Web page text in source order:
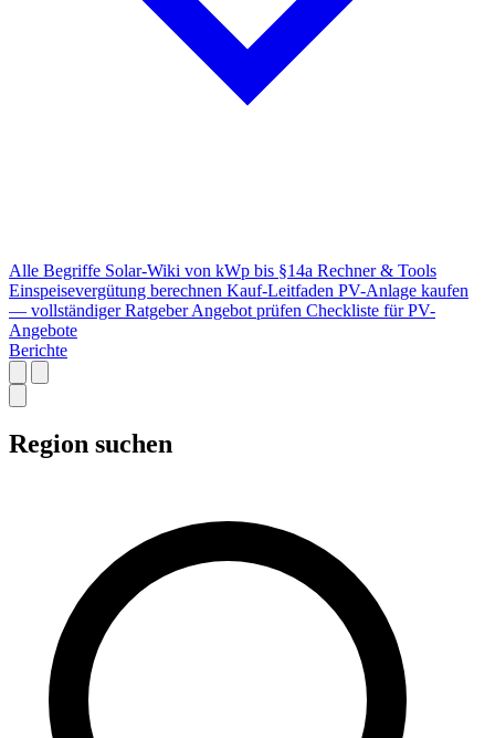
Alle Begriffe Solar-Wiki von kWp bis §14a Rechner & Tools
Einspeisevergütung berechnen Kauf-Leitfaden PV-Anlage kaufen
— vollständiger Ratgeber Angebot prüfen Checkliste für PV-
Angebote
Berichte
Region suchen